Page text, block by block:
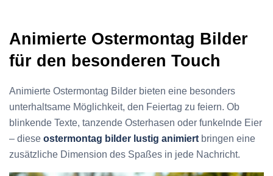
Animierte Ostermontag Bilder
für den besonderen Touch
Animierte Ostermontag Bilder bieten eine besonders
unterhaltsame Möglichkeit, den Feiertag zu feiern. Ob
blinkende Texte, tanzende Osterhasen oder funkelnde Eier
– diese ostermontag bilder lustig animiert bringen eine
zusätzliche Dimension des Spaßes in jede Nachricht.